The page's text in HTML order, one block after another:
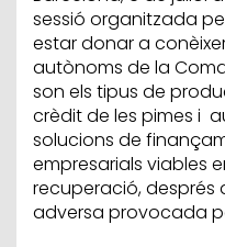
sessió organitzada
estar donar a conèixer
autònoms de la
son els tipus de
crèdit de les pimes i
solucions de
empresarials viables
recuperació, després
adversa provocada